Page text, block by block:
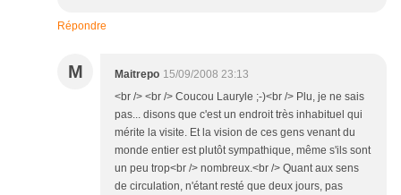
Répondre
M Maitrepo 15/09/2008 23:13
<br /> <br /> Coucou Lauryle ;-)<br /> Plu, je ne sais
pas... disons que c'est un endroit très inhabituel qui
mérite la visite. Et la vision de ces gens venant du
monde entier est plutôt sympathique, même s'ils sont
un peu trop<br /> nombreux.<br /> Quant aux sens
de circulation, n'étant resté que deux jours, pas